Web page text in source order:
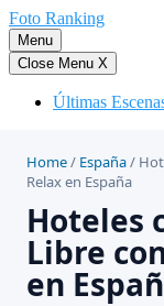
Saltar
al
contenido
Foto Ranking
Menu
Close Menu X
Últimas
Home/ España/
Relax en España
Hoteles
Libre
en